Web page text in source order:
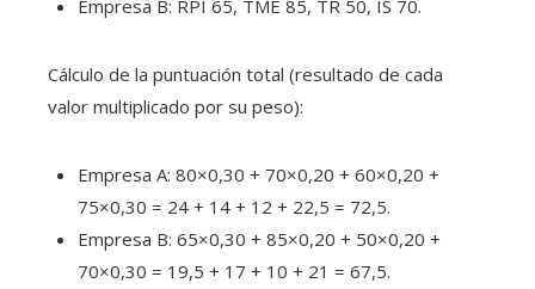
Empresa B: RPI 65, TME 85, TR 50, IS 70.
Cálculo de la puntuación total (resultado de cada
valor multiplicado por su peso):
Empresa A: 80×0,30 + 70×0,20 + 60×0,20 +
75×0,30 = 24 + 14 + 12 + 22,5 = 72,5.
Empresa B: 65×0,30 + 85×0,20 + 50×0,20 +
70×0,30 = 19,5 + 17 + 10 + 21 = 67,5.